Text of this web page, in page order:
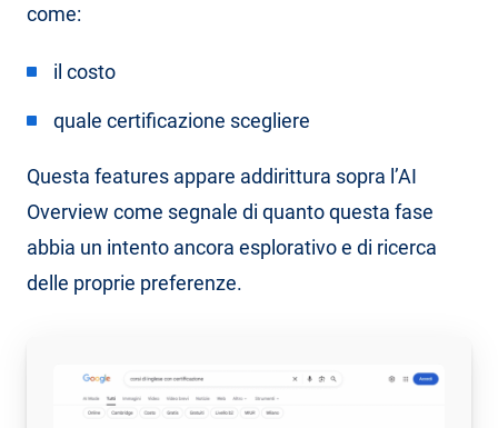
come:
il costo
quale certificazione scegliere
Questa features appare addirittura sopra l’AI
Overview come segnale di quanto questa fase
abbia un intento ancora esplorativo e di ricerca
delle proprie preferenze.